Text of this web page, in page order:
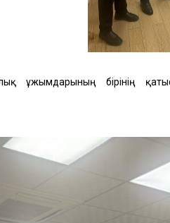
ұжымдарының бірінің